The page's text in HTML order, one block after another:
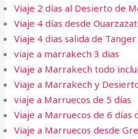
Viaje 2 días al Desierto de
Viaje 4 días desde
Viaje 4 dias salida de
viaje a marrakech 3 dias​
Viaje a Marrakech todo
Viaje a Marrakech y
viaje a Marruecos de 5 días
Viaje a Marruecos de 6 días
Viaje a Marruecos desde